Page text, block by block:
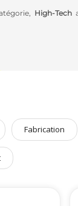
High-Tech
pour vous
Fabrication